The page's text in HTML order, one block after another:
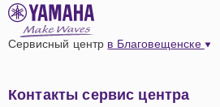
Сервисный центр в Благовещенске
Контакты сервис центра